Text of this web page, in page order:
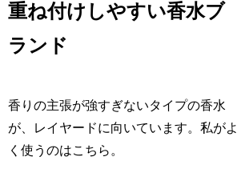
重ね付けしやすい香水ブ
ランド
香りの主張が強すぎないタイプの香水
が、レイヤードに向いています。私がよ
く使うのはこちら。